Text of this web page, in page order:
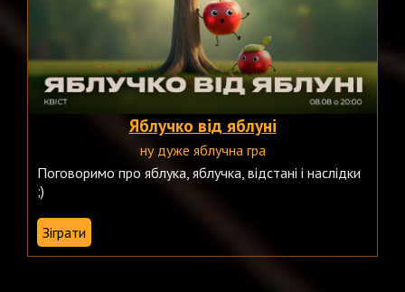
Яблучко від яблуні
ну дуже яблучна гра
Поговоримо про яблука, яблучка, відстані і наслідки
;)
Зіграти